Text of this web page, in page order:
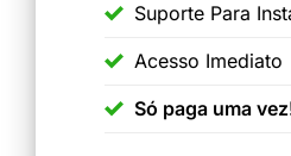
Suporte Para
Acesso Imediato
Só paga uma